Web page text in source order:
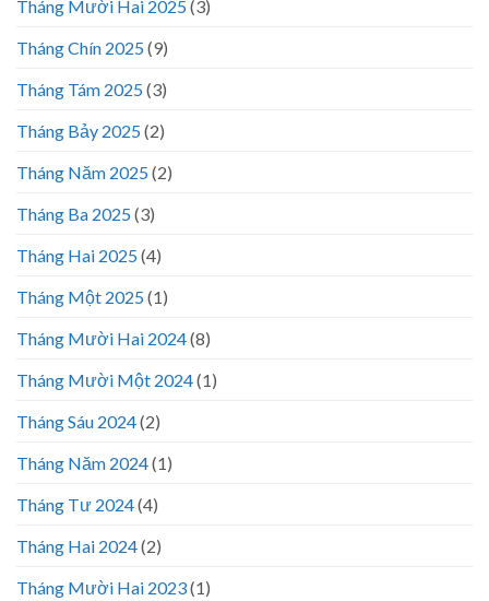
Tháng Mười Hai 2025(3)
Tháng Chín 2025(9)
Tháng Tám 2025(3)
Tháng Bảy 2025(2)
Tháng Năm 2025(2)
Tháng Ba 2025(3)
Tháng Hai 2025(4)
Tháng Một 2025(1)
Tháng Mười Hai 2024(8)
Tháng Mười Một 2024(1)
Tháng Sáu 2024(2)
Tháng Năm 2024(1)
Tháng Tư 2024(4)
Tháng Hai 2024(2)
Tháng Mười Hai 2023(1)